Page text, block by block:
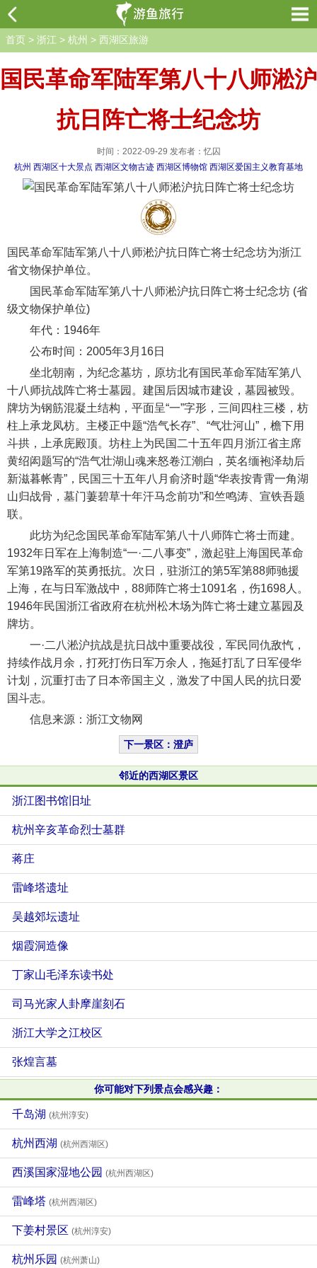
首页 > 浙江 > 杭州 > 西湖区旅游
国民革命军陆军第八十八师淞沪
抗日阵亡将士纪念坊
时间：2022-09-29 发布者：忆囚
杭州 西湖区十大景点 西湖区文物古迹 西湖区博物馆 西湖区爱国主义教育基地
国民革命军陆军第八十八师淞沪抗日阵亡将士纪念坊为浙江
省文物保护单位。
国民革命军陆军第八十八师淞沪抗日阵亡将士纪念坊 (省
级文物保护单位)
年代：1946年
公布时间：2005年3月16日
坐北朝南，为纪念墓坊，原坊北有国民革命军陆军第八
十八师抗战阵亡将士墓园。建国后因城市建设，墓园被毁。
牌坊为钢筋混凝土结构，平面呈“一”字形，三间四柱三楼，枋
柱上承龙凤枋。主楼正中题“浩气长存”、“气壮河山”，檐下用
斗拱，上承庑殿顶。坊柱上为民国二十五年四月浙江省主席
黄绍闳题写的“浩气壮湖山魂来怒卷江潮白，英名缅袍泽劫后
新滋暮帐青”，民国三十五年八月俞济时题“华表按青霄一角湖
山归战骨，墓门萋碧草十年汗马念前功”和竺鸣涛、宣铁吾题
联。
此坊为纪念国民革命军陆军第八十八师阵亡将士而建。
1932年日军在上海制造“一·二八事变”，激起驻上海国民革命
军第19路军的英勇抵抗。次日，驻浙江的第5军第88师驰援
上海，在与日军激战中，88师阵亡将士1091名，伤1698人。
1946年民国浙江省政府在杭州松木场为阵亡将士建立墓园及
牌坊。
一·二八淞沪抗战是抗日战中重要战役，军民同仇敌忾，
持续作战月余，打死打伤日军万余人，拖延打乱了日军侵华
计划，沉重打击了日本帝国主义，激发了中国人民的抗日爱
国斗志。
信息来源：浙江文物网
下一景区：澄庐
邻近的西湖区景区
浙江图书馆旧址
杭州辛亥革命烈士墓群
蒋庄
雷峰塔遗址
吴越郊坛遗址
烟霞洞造像
丁家山毛泽东读书处
司马光家人卦摩崖刻石
浙江大学之江校区
张煌言墓
你可能对下列景点会感兴趣：
千岛湖 (杭州淳安)
杭州西湖 (杭州西湖区)
西溪国家湿地公园 (杭州西湖区)
雷峰塔 (杭州西湖区)
下姜村景区 (杭州淳安)
杭州乐园 (杭州萧山)